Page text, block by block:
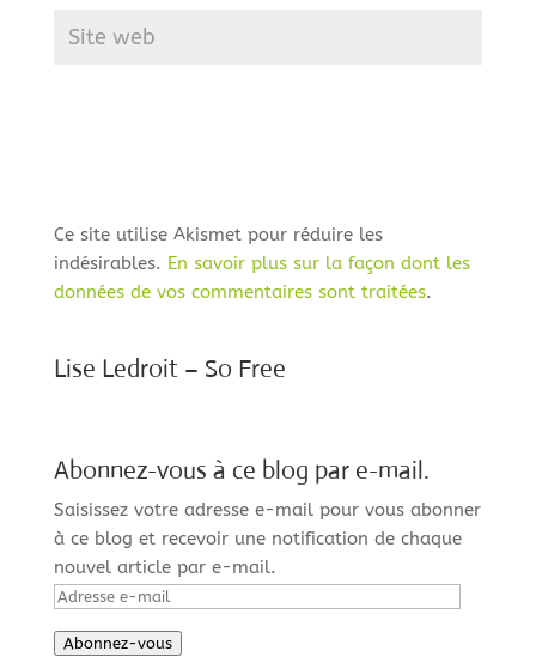
Ce site utilise Akismet pour réduire les
indésirables. En savoir plus sur la façon dont les
données de vos commentaires sont traitées.
Lise Ledroit – So Free
Abonnez-vous à ce blog par e-mail.
Saisissez votre adresse e-mail pour vous abonner
à ce blog et recevoir une notification de chaque
nouvel article par e-mail.
Adresse
Abonnez-vous